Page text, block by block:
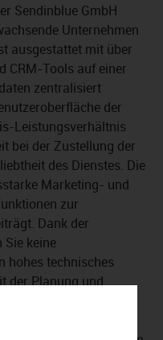
Sendinblue GmbH
Unternehmen
ausgestattet mit über
CRM-Tools auf einer
zentralisiert
der
Leistungsverhältnis
bei der Zustellung der
des Dienstes. Die
Marketing- und
zur
Dank der
Sie keine
hohes technisches
der Planung und
Für
das Onboarding